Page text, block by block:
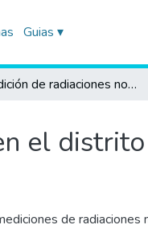
Guias ▾
Medición de radiaciones no ionizantes en el distrito de San Borja
el
de radiaciones